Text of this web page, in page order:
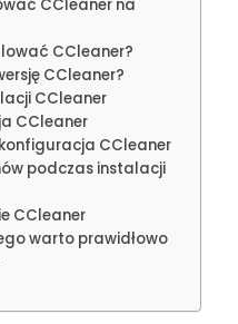
CCleaner na
CCleaner?
CCleaner?
CCleaner
CCleaner
CCleaner
podczas instalacji
CCleaner
warto prawidłowo